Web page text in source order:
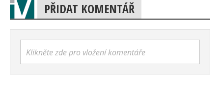
PŘIDAT KOMENTÁŘ
Klikněte zde pro vložení komentáře